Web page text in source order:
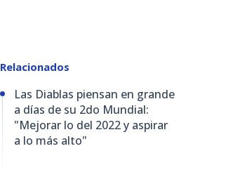
Relacionados
Las Diablas piensan en grande
a días de su 2do Mundial:
"Mejorar lo del 2022 y aspirar
a lo más alto"